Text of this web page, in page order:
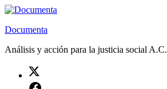
Saltar
contenido
Documenta
Análisis y acción para la justicia social A.C.